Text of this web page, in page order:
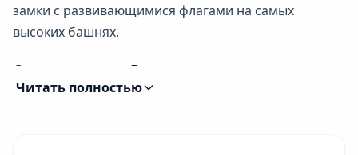
замки с развивающимися флагами на самых
высоких башнях.
Средневековая Вильена
На самом деле эти завораживающие постройки
Читать полностью